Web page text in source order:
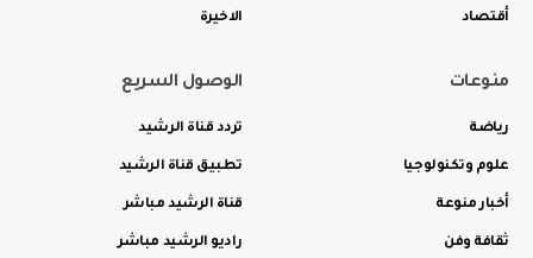
أقتصاد الاخيرة
منوعات
رياضة
علوم وتكنولوجيا
أخبار منوعة
ثقافة وفن
الوصول السريع
تردد قناة الرشيد
تطبيق قناة الرشيد
قناة الرشيد مباشر
راديو الرشيد مباشر